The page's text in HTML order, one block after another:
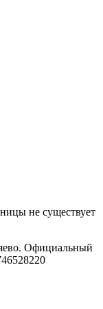
не существует
Официальный